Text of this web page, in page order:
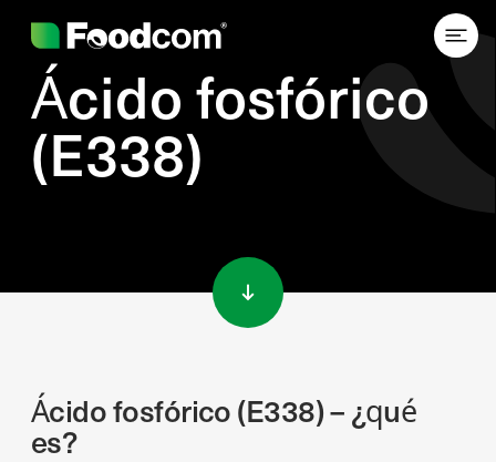
Ácido fosfórico
(E338)
Ácido fosfórico (E338) – ¿qué
es?